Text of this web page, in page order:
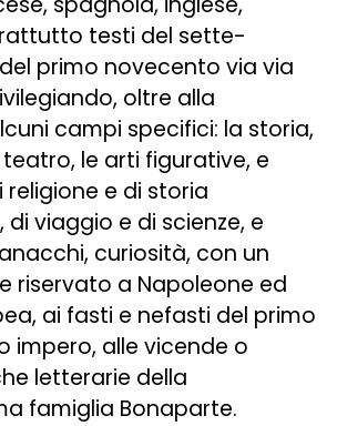
testi del sette-
primo novecento via via
oltre alla
campi specifici: la storia,
le arti figurative, e
religione e di storia
viaggio e di scienze, e
curiosità, con un
riservato a Napoleone ed
ai fasti e nefasti del primo
impero, alle vicende o
letterarie della
famiglia Bonaparte.